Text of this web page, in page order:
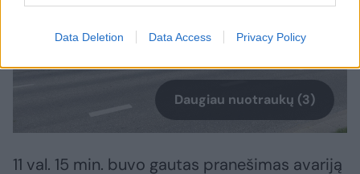
Data Deletion Data Access Privacy Policy
Daugiau nuotraukų (3)
11 val. 15 min. buvo gautas pranešimas avariją